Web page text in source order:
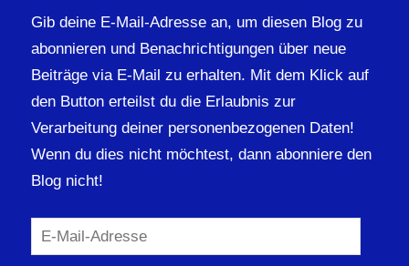
Gib deine E-Mail-Adresse an, um diesen Blog zu
abonnieren und Benachrichtigungen über neue
Beiträge via E-Mail zu erhalten. Mit dem Klick auf
den Button erteilst du die Erlaubnis zur
Verarbeitung deiner personenbezogenen Daten!
Wenn du dies nicht möchtest, dann abonniere den
Blog nicht!
E-
Mail-